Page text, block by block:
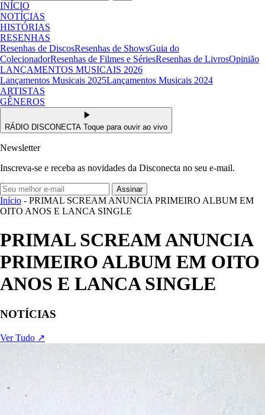
INÍCIO
NOTÍCIAS
HISTÓRIAS
RESENHAS
Resenhas de DiscosResenhas de ShowsGuia do
ColecionadorResenhas de Filmes e SériesResenhas de LivrosOpinião
LANÇAMENTOS MUSICAIS 2026
Lançamentos Musicais 2025Lançamentos Musicais 2024
ARTISTAS
GÊNEROS
RÁDIO DISCONECTA Toque para ouvir ao vivo
Newsletter
Inscreva-se e receba as novidades da Disconecta no seu e-mail.
Assinar
Início - PRIMAL SCREAM ANUNCIA PRIMEIRO ALBUM EM
OITO ANOS E LANCA SINGLE
PRIMAL SCREAM ANUNCIA
PRIMEIRO ALBUM EM OITO
ANOS E LANCA SINGLE
NOTÍCIAS
Ver Tudo ↗